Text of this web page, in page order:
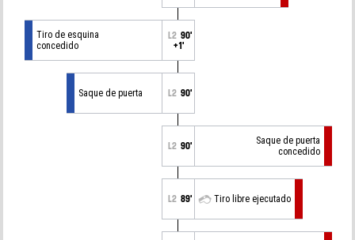
Tiro de esquina
concedido
L2 90'
+1'
Saque de puerta L2 90'
L2 90'
Saque de puerta
concedido
L2 89' Tiro libre ejecutado